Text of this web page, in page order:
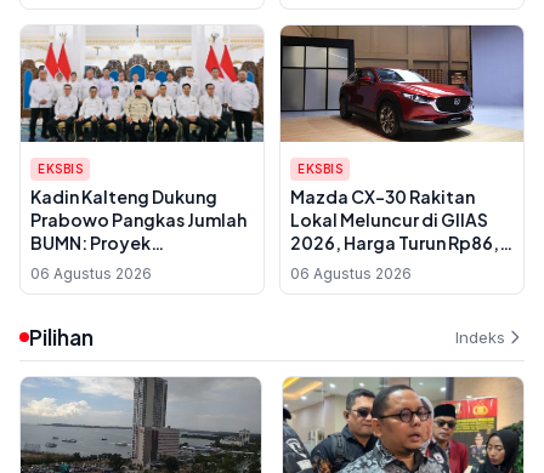
EKSBIS
Kadin Kalteng Dukung
Prabowo Pangkas Jumlah
BUMN: Proyek
Infrastruktur Sering
Disubkon, UMKM Daerah
06 Agustus 2026
EKSBIS
Mazda CX-30 Rakitan
Lokal Meluncur di GIIAS
2026, Harga Turun Rp86,5
Juta
06 Agustus 2026
Pilihan Indeks